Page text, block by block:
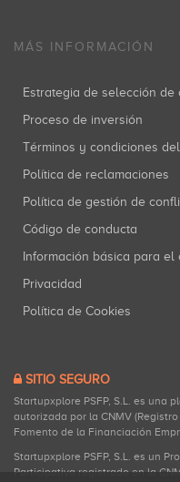
MÁS INFORMACIÓN
Estrategia de selección de
Proceso de inversión
Términos y condiciones
Política de reclamaciones
Política de gestión de
Código de conducta
Información básica para el
Privacidad
Política de Cookies
SITIO SEGURO
Startupxplore PSFP, S.L. es una
autorizada por la CNMV
Fomento de la Financiación
Startupxplore PSFP, S.L. es un
Participativa registrado en la